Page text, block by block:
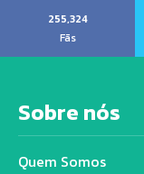
255,324
Fãs
Sobre nós
Quem Somos